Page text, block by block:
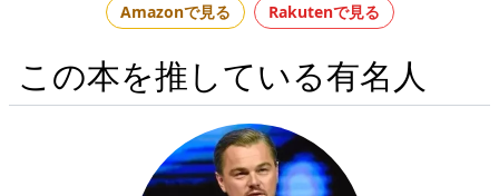
Amazonで見る Rakutenで見る
この本を推している有名人